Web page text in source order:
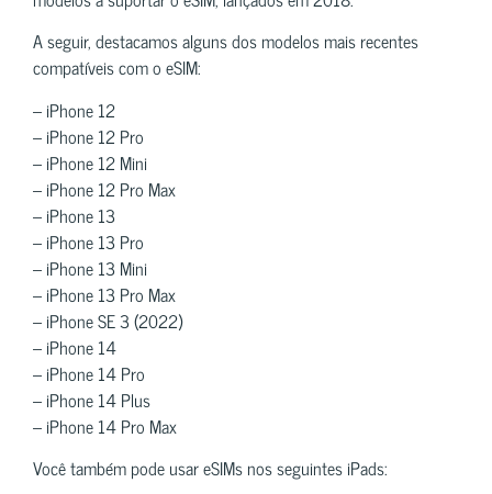
A seguir, destacamos alguns dos modelos mais recentes
compatíveis com o eSIM:
– iPhone 12
– iPhone 12 Pro
– iPhone 12 Mini
– iPhone 12 Pro Max
– iPhone 13
– iPhone 13 Pro
– iPhone 13 Mini
– iPhone 13 Pro Max
– iPhone SE 3 (2022)
– iPhone 14
– iPhone 14 Pro
– iPhone 14 Plus
– iPhone 14 Pro Max
Você também pode usar eSIMs nos seguintes iPads: